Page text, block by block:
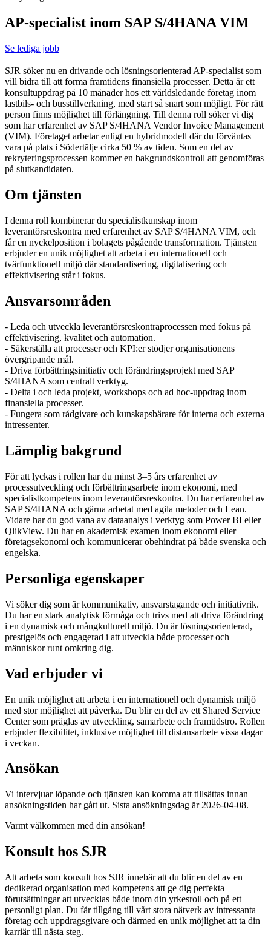
AP-specialist inom SAP S/4HANA VIM
Se lediga jobb
SJR söker nu en drivande och lösningsorienterad AP-specialist som
vill bidra till att forma framtidens finansiella processer. Detta är ett
konsultuppdrag på 10 månader hos ett världsledande företag inom
lastbils- och busstillverkning, med start så snart som möjligt. För rätt
person finns möjlighet till förlängning. Till denna roll söker vi dig
som har erfarenhet av SAP S/4HANA Vendor Invoice Management
(VIM). Företaget arbetar enligt en hybridmodell där du förväntas
vara på plats i Södertälje cirka 50 % av tiden. Som en del av
rekryteringsprocessen kommer en bakgrundskontroll att genomföras
på slutkandidaten.
Om tjänsten
I denna roll kombinerar du specialistkunskap inom
leverantörsreskontra med erfarenhet av SAP S/4HANA VIM, och
får en nyckelposition i bolagets pågående transformation. Tjänsten
erbjuder en unik möjlighet att arbeta i en internationell och
tvärfunktionell miljö där standardisering, digitalisering och
effektivisering står i fokus.
Ansvarsområden
- Leda och utveckla leverantörsreskontraprocessen med fokus på
effektivisering, kvalitet och automation.
- Säkerställa att processer och KPI:er stödjer organisationens
övergripande mål.
- Driva förbättringsinitiativ och förändringsprojekt med SAP
S/4HANA som centralt verktyg.
- Delta i och leda projekt, workshops och ad hoc-uppdrag inom
finansiella processer.
- Fungera som rådgivare och kunskapsbärare för interna och externa
intressenter.
Lämplig bakgrund
För att lyckas i rollen har du minst 3–5 års erfarenhet av
processutveckling och förbättringsarbete inom ekonomi, med
specialistkompetens inom leverantörsreskontra. Du har erfarenhet av
SAP S/4HANA och gärna arbetat med agila metoder och Lean.
Vidare har du god vana av dataanalys i verktyg som Power BI eller
QlikView. Du har en akademisk examen inom ekonomi eller
företagsekonomi och kommunicerar obehindrat på både svenska och
engelska.
Personliga egenskaper
Vi söker dig som är kommunikativ, ansvarstagande och initiativrik.
Du har en stark analytisk förmåga och trivs med att driva förändring
i en dynamisk och mångkulturell miljö. Du är lösningsorienterad,
prestigelös och engagerad i att utveckla både processer och
människor runt omkring dig.
Vad erbjuder vi
En unik möjlighet att arbeta i en internationell och dynamisk miljö
med stor möjlighet att påverka. Du blir en del av ett Shared Service
Center som präglas av utveckling, samarbete och framtidstro. Rollen
erbjuder flexibilitet, inklusive möjlighet till distansarbete vissa dagar
i veckan.
Ansökan
Vi intervjuar löpande och tjänsten kan komma att tillsättas innan
ansökningstiden har gått ut. Sista ansökningsdag är 2026-04-08.
Varmt välkommen med din ansökan!
Konsult hos SJR
Att arbeta som konsult hos SJR innebär att du blir en del av en
dedikerad organisation med kompetens att ge dig perfekta
förutsättningar att utvecklas både inom din yrkesroll och på ett
personligt plan. Du får tillgång till vårt stora nätverk av intressanta
företag och uppdragsgivare och därmed en unik möjlighet att ta din
karriär till nästa steg.